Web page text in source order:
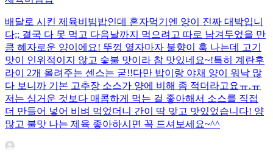
배달로 시킨 제육비빔밥인데 혼자먹기엔 양이 진짜 대박입니
다;; 결국 다 못 먹고 다음날까지 먹으려고 따로 남겨두었을 만
큼 혜자로운 양이에요! 뚜껑 열자마자 불향이 훅 나는데 고기
맛이 인위적이지 않고 숯불 맛이라 참 맛있네요~!특히 계란후
라이 2개 올려주는 센스는 굳!! ​다만 밥이랑 야채 양이 워낙 많
다 보니까 기본 고추장 소스가 양에 비해 좀 적더라고요ㅠ.ㅠ
저는 싱거운 것보다 매콤하게 먹는 걸 좋아해서 소스를 직접
더 만들어 넣어 비벼 먹었더니 간이 딱 맞고 맛있었습니다! 양
많고 불맛 나는 제육 좋아하시면 꼭 드셔보세요~^^